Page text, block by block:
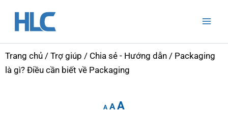
Trang chủ / Trợ giúp / Chia sẻ - Hướng dẫn / Packaging
là gì? Điều cần biết về Packaging
Afont
Afont
Afont